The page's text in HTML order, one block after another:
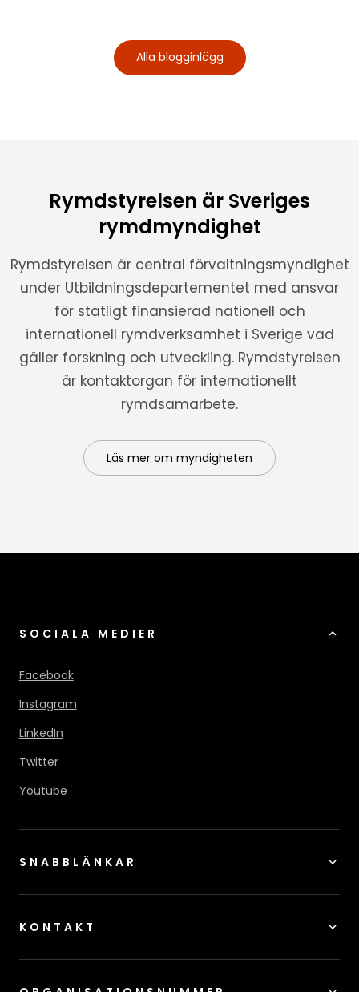
Alla blogginlägg
Rymdstyrelsen är Sveriges
rymdmyndighet
Rymdstyrelsen är central förvaltningsmyndighet
under Utbildningsdepartementet med ansvar
för statligt finansierad nationell och
internationell rymdverksamhet i Sverige vad
gäller forskning och utveckling. Rymdstyrelsen
är kontaktorgan för internationellt
rymdsamarbete.
Läs mer om myndigheten
SOCIALA MEDIER
Facebook
Instagram
LinkedIn
Twitter
Youtube
SNABBLÄNKAR
KONTAKT